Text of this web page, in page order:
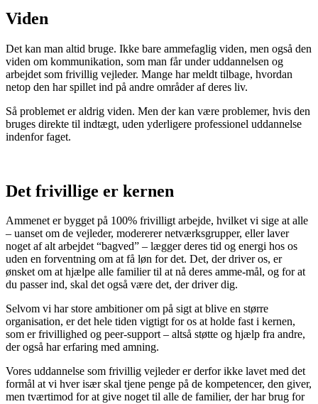
Viden
Det kan man altid bruge. Ikke bare ammefaglig viden, men også den
viden om kommunikation, som man får under uddannelsen og
arbejdet som frivillig vejleder. Mange har meldt tilbage, hvordan
netop den har spillet ind på andre områder af deres liv.
Så problemet er aldrig viden. Men der kan være problemer, hvis den
bruges direkte til indtægt, uden yderligere professionel uddannelse
indenfor faget.
Det frivillige er kernen
Ammenet er bygget på 100% frivilligt arbejde, hvilket vi sige at alle
– uanset om de vejleder, modererer netværksgrupper, eller laver
noget af alt arbejdet “bagved” – lægger deres tid og energi hos os
uden en forventning om at få løn for det. Det, der driver os, er
ønsket om at hjælpe alle familier til at nå deres amme-mål, og for at
du passer ind, skal det også være det, der driver dig.
Selvom vi har store ambitioner om på sigt at blive en større
organisation, er det hele tiden vigtigt for os at holde fast i kernen,
som er frivillighed og peer-support – altså støtte og hjælp fra andre,
der også har erfaring med amning.
Vores uddannelse som frivillig vejleder er derfor ikke lavet med det
formål at vi hver især skal tjene penge på de kompetencer, den giver,
men tværtimod for at give noget til alle de familier, der har brug for